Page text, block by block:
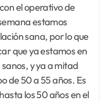
el operativo de
estamos
sana, por lo que
que ya estamos en
y ya a mitad
de 50 a 55 años. Es
los 50 años en el